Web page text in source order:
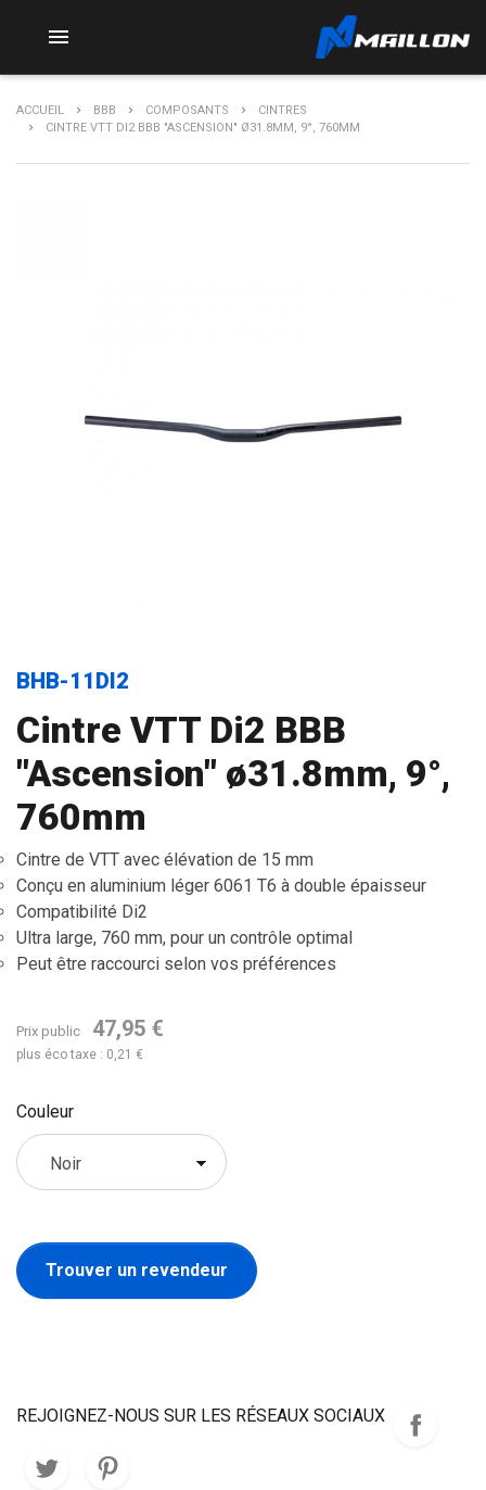

ACCUEIL BBB COMPOSANTS
CINTRES
CINTRE VTT DI2 BBB "ASCENSION" Ø31.8MM, 9°, 760MM
BHB-11DI2
Cintre VTT Di2 BBB
"Ascension" ø31.8mm, 9°,
760mm
Cintre de VTT avec élévation de 15 mm
Conçu en aluminium léger 6061 T6 à double épaisseur
Compatibilité Di2
Ultra large, 760 mm, pour un contrôle optimal
Peut être raccourci selon vos préférences
Prix public 47,95 €
plus éco taxe : 0,21 €
Couleur
Trouver un revendeur
REJOIGNEZ-NOUS SUR LES RÉSEAUX SOCIAUX